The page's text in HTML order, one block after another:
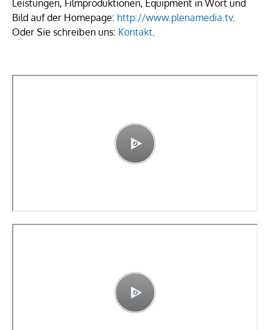
Leistungen, Filmproduktionen, Equipment in Wort und
Bild auf der Homepage: http://www.plenamedia.tv.
Oder Sie schreiben uns: Kontakt.